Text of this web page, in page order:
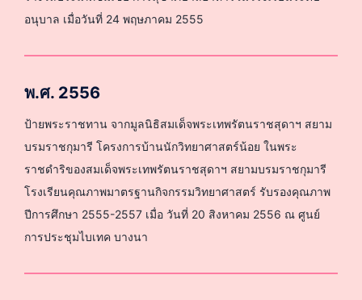
อนุบาล เมื่อวันที่ 24 พฤษภาคม 2555
พ.ศ. 2556
ป้ายพระราชทาน จากมูลนิธิสมเด็จพระเทพรัตนราชสุดาฯ สยาม
บรมราชกุมารี โครงการบ้านนักวิทยาศาสตร์น้อย ในพระ
ราชดำริของสมเด็จพระเทพรัตนราชสุดาฯ สยามบรมราชกุมารี
โรงเรียนคุณภาพมาตรฐานกิจกรรมวิทยาศาสตร์ รับรองคุณภาพ
ปีการศึกษา 2555-2557 เมื่อ วันที่ 20 สิงหาคม 2556 ณ ศูนย์
การประชุมไบเทค บางนา